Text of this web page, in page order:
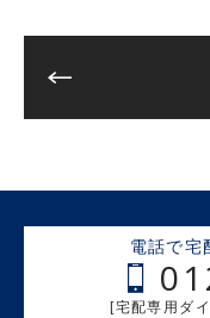
電話で宅
[宅配専用ダ